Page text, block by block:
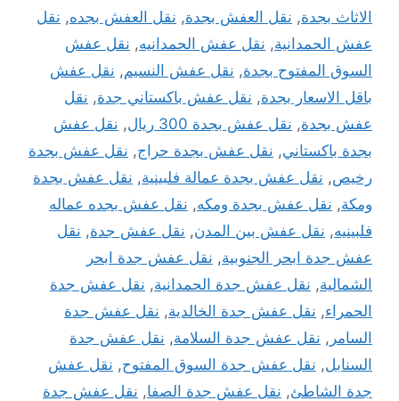
الاثاث بجدة, نقل العفش بجدة, نقل العفش بجده, نقل
عفش الحمدانية, نقل عفش الحمدانيه, نقل عفش
السوق المفتوح بجدة, نقل عفش النسيم, نقل عفش
باقل الاسعار بجدة, نقل عفش باكستاني جدة, نقل
عفش بجدة, نقل عفش بجدة 300 ريال , نقل عفش
بجدة باكستاني, نقل عفش بجدة حراج, نقل عفش بجدة
رخيص, نقل عفش بجدة عمالة فلبينية, نقل عفش بجدة
ومكة, نقل عفش بجدة ومكه, نقل عفش بجده عماله
فلبينيه, نقل عفش بين المدن, نقل عفش جدة, نقل
عفش جدة ابحر الجنوبية, نقل عفش جدة ابحر
الشمالية, نقل عفش جدة الحمدانية, نقل عفش جدة
الحمراء, نقل عفش جدة الخالدية, نقل عفش جدة
السامر , نقل عفش جدة السلامة, نقل عفش جدة
السنابل, نقل عفش جدة السوق المفتوح, نقل عفش
جدة الشاطئ, نقل عفش جدة الصفا, نقل عفش جدة